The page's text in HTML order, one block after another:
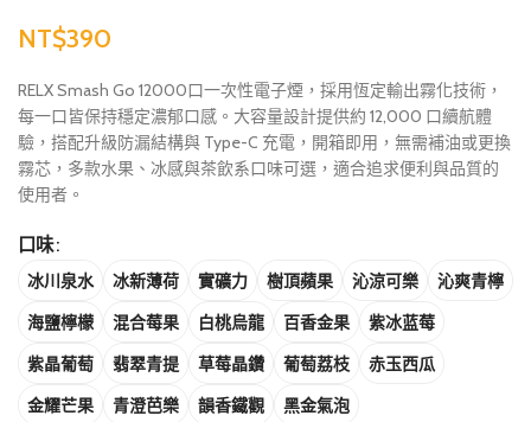
NT$
RELX Smash Go 12000口一次性電子煙，採用恆定輸出霧化技術，
每一口皆保持穩定濃郁口感。大容量設計提供約 12,000 口續航體
驗，搭配升級防漏結構與 Type-C 充電，開箱即用，無需補油或更換
霧芯，多款水果、冰感與茶飲系口味可選，適合追求便利與品質的
使用者。
口味
冰川泉水 冰新薄荷 實礦力 樹頂蘋果 沁涼可樂
沁爽青檸
海鹽檸檬
混合莓果 白桃烏龍 百香金果
紫冰蓝莓
紫晶葡萄
翡翠青提 草莓晶鑽 葡萄荔枝
赤玉西瓜
金耀芒果
青澄芭樂 韻香鐵觀 黑金氣泡